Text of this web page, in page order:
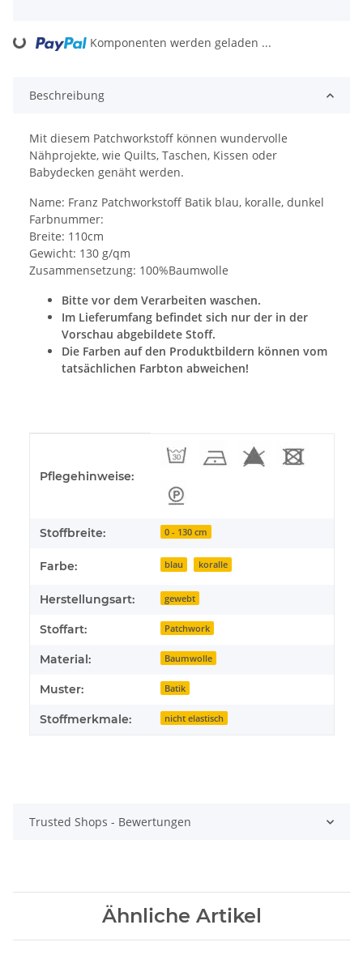
Komponenten werden geladen ...
Beschreibung
Mit diesem Patchworkstoff können wundervolle
Nähprojekte, wie Quilts, Taschen, Kissen oder
Babydecken genäht werden.
Name: Franz Patchworkstoff Batik blau, koralle, dunkel
Farbnummer:
Breite: 110cm
Gewicht: 130 g/qm
Zusammensetzung: 100%Baumwolle
Bitte vor dem Verarbeiten waschen.
Im Lieferumfang befindet sich nur der in der
Vorschau abgebildete Stoff.
Die Farben auf den Produktbildern können vom
tatsächlichen Farbton abweichen!
Pflegehinweise:
Stoffbreite: 0 - 130 cm
Farbe: blau koralle
Herstellungsart: gewebt
Stoffart: Patchwork
Material: Baumwolle
Muster: Batik
Stoffmerkmale: nicht elastisch
Trusted Shops - Bewertungen
Ähnliche Artikel